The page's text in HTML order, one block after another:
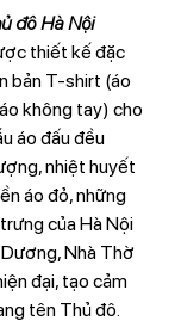
đô Hà Nội
thiết kế đặc
bản T-shirt (áo
không tay) cho
áo đấu đều
nhiệt huyết
áo đỏ, những
của Hà Nội
Nhà Thờ
đại, tạo cảm
tên Thủ đô.